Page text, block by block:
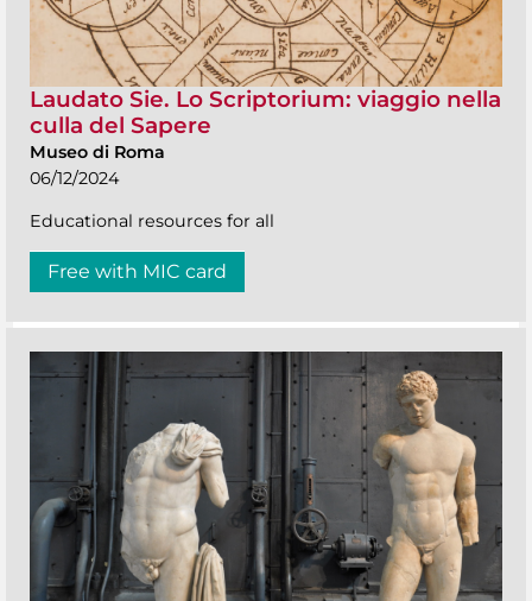
Laudato Sie. Lo Scriptorium: viaggio nella
culla del Sapere
Museo di Roma
06/12/2024
Educational resources for all
Free with MIC card